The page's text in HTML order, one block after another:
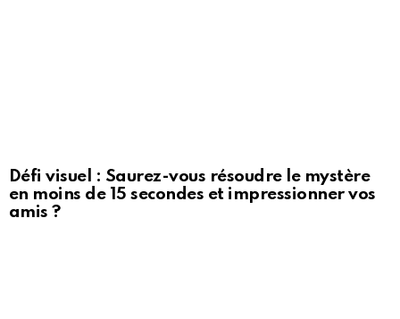
Défi visuel : Saurez-vous résoudre le mystère
en moins de 15 secondes et impressionner vos
amis ?